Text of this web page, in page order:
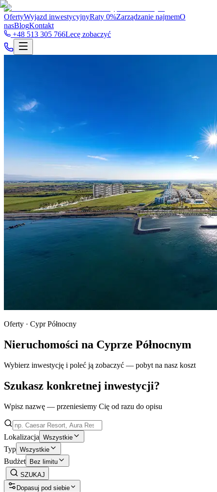
OfertyWyjazd inwestycyjnyRaty 0%Zarządzanie najmemO
nasBlogKontakt
+48 513 305 766Lecę zobaczyć
Oferty · Cypr Północny
Nieruchomości na Cyprze Północnym
Wybierz inwestycję i poleć ją zobaczyć — pobyt na nasz koszt
Szukasz konkretnej inwestycji?
Wpisz nazwę — przeniesiemy Cię od razu do opisu
Lokalizacja Wszystkie
Typ Wszystkie
Budżet Bez limitu
SZUKAJ
Dopasuj pod siebie